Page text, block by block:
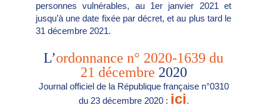
personnes vulnérables, au 1er janvier 2021 et
jusqu’à une date fixée par décret, et au plus tard le
31 décembre 2021.
L’ordonnance n° 2020-1639 du
21 décembre 2020
Journal officiel de la République française n°0310
du 23 décembre 2020 : ici.